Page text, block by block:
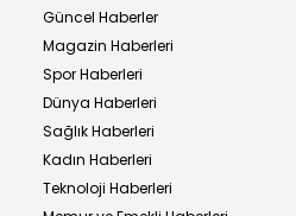
Güncel Haberler
Magazin Haberleri
Spor Haberleri
Dünya Haberleri
Sağlık Haberleri
Kadın Haberleri
Teknoloji Haberleri